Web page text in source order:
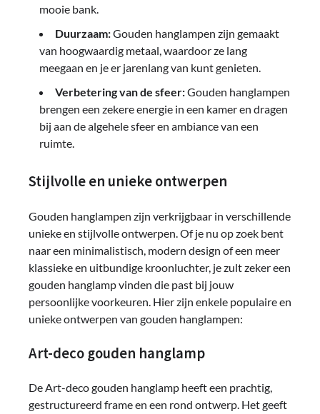
mooie bank.
Duurzaam:Gouden hanglampen zijn gemaakt
van hoogwaardig metaal, waardoor ze lang
meegaan en je er jarenlang van kunt genieten.
Verbetering van de sfeer:Gouden hanglampen
brengen een zekere energie in een kamer en dragen
bij aan de algehele sfeer en ambiance van een
ruimte.
Stijlvolle en unieke ontwerpen
Gouden hanglampen zijn verkrijgbaar in verschillende
unieke en stijlvolle ontwerpen. Of je nu op zoek bent
naar een minimalistisch, modern design of een meer
klassieke en uitbundige kroonluchter, je zult zeker een
gouden hanglamp vinden die past bij jouw
persoonlijke voorkeuren. Hier zijn enkele populaire en
unieke ontwerpen van gouden hanglampen:
Art-deco gouden hanglamp
De Art-deco gouden hanglamp heeft een prachtig,
gestructureerd frame en een rond ontwerp. Het geeft